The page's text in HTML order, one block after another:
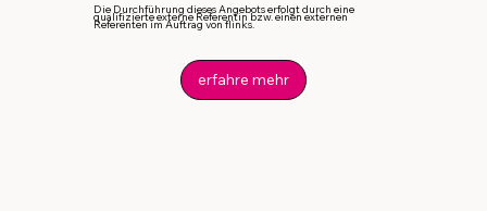
Die Durchführung dieses Angebots erfolgt durch eine
qualifizierte externe Referentin bzw. einen externen
Referenten im Auftrag von flinks.
erfahre mehr